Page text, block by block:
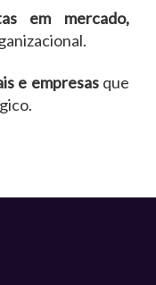
em mercado,
e empresasque